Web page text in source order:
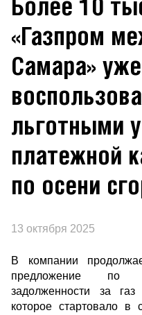
«Газпром
Самара» уже
льготными
платежной
по осени
13 октября 2025
В компании
предложение по
задолженности за
которое стартовало в